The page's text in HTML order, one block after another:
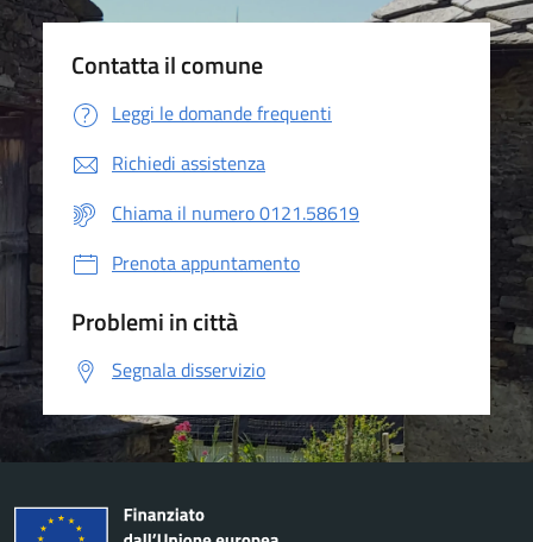
Contatta il comune
Leggi le domande frequenti
Richiedi assistenza
Chiama il numero 0121.58619
Prenota appuntamento
Problemi in città
Segnala disservizio